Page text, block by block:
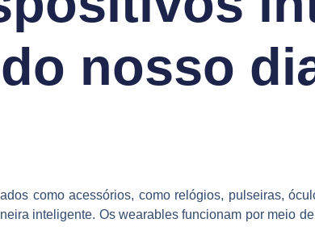
nosso
como acessórios, como relógios, pulseiras,
inteligente. Os wearables funcionam por meio